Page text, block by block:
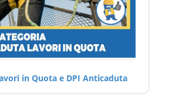
in Quota e DPI Anticaduta